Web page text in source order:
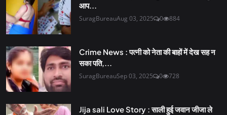
आप...
SuragBureauAug 03, 2025 0 884
Crime News : पत्नी को नेता की बाहों में देख सह न
सका पति,...
SuragBureauSep 03, 2025 0 728
Jija sali Love Story : साली हुई जवान जीजा ले